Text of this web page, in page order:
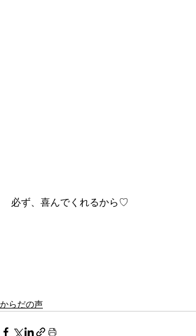
必ず、喜んでくれるから♡
からだの声